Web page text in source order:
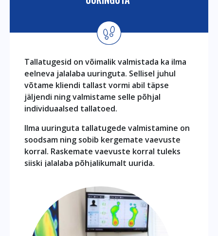
Tallatugesid on võimalik valmistada ka ilma
eelneva jalalaba uuringuta. Sellisel juhul
võtame kliendi tallast vormi abil täpse
jäljendi ning valmistame selle põhjal
individuaalsed tallatoed.
Ilma uuringuta tallatugede valmistamine on
soodsam ning sobib kergemate vaevuste
korral. Raskemate vaevuste korral tuleks
siiski jalalaba põhjalikumalt uurida.